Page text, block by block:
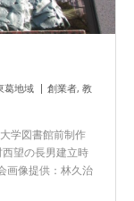
葛地域 創業者, 教
学図書館前制作
望の長男建立時
画像提供：林久治